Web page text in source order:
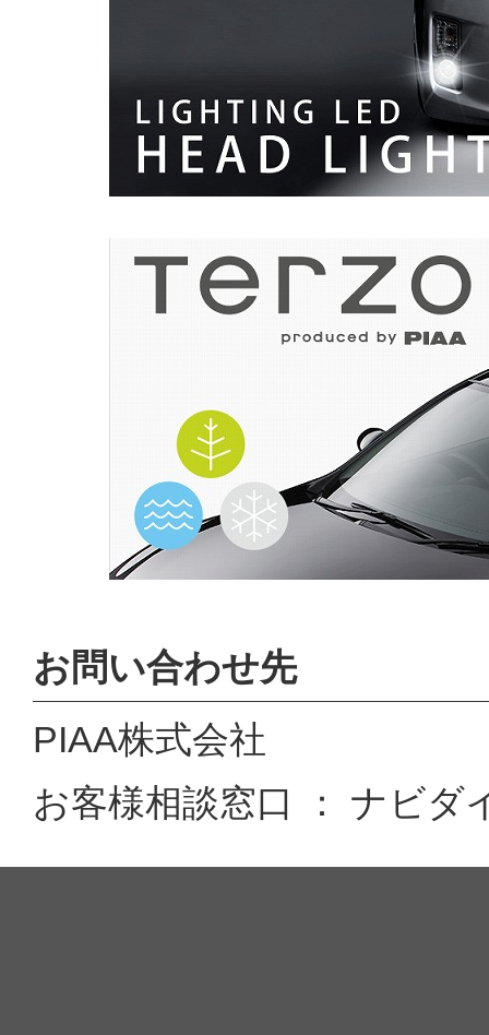
お問い合わせ先
PIAA株式会社
お客様相談窓口 ： ナビダ